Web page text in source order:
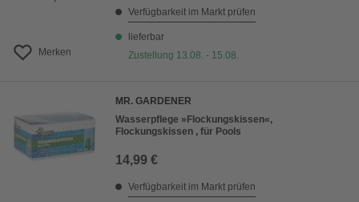
Merken
Verfügbarkeit im Markt prüfen
lieferbar
Zustellung 13.08. - 15.08.
MR. GARDENER
Wasserpflege »Flockungskissen«,
Flockungskissen , für Pools
14,99 €
Verfügbarkeit im Markt prüfen